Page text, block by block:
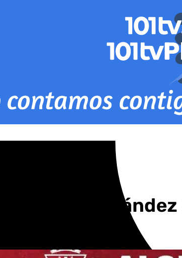
Juan